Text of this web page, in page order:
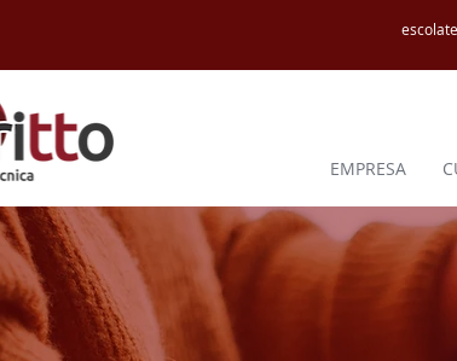
EMPRESA